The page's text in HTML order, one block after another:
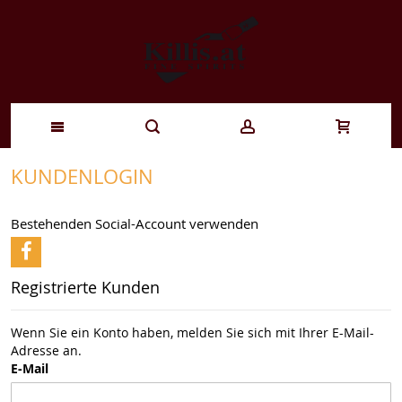
Zum
springen
KUNDENLOGIN
Bestehenden Social-Account verwenden
Registrierte Kunden
Wenn Sie ein Konto haben, melden Sie sich mit Ihrer E-Mail-
Adresse an.
E-Mail